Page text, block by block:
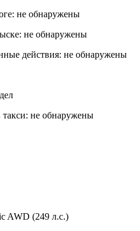
не обнаружены
не обнаружены
действия: не обнаружены
такси: не обнаружены
AWD (249 л.с.)